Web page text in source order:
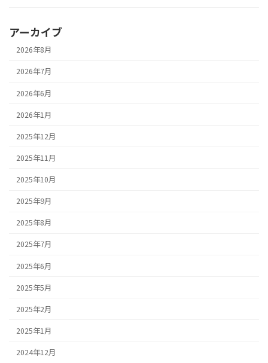
アーカイブ
2026年8月
2026年7月
2026年6月
2026年1月
2025年12月
2025年11月
2025年10月
2025年9月
2025年8月
2025年7月
2025年6月
2025年5月
2025年2月
2025年1月
2024年12月